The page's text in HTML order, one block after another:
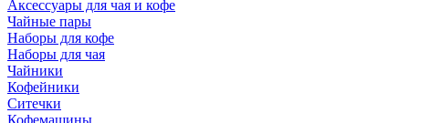
Аксессуары для чая и кофе
Чайные пары
Наборы для кофе
Наборы для чая
Чайники
Кофейники
Ситечки
Кофемашины